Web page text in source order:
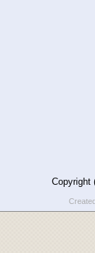
Copyright